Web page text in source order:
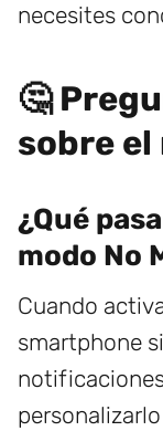
necesites
🤔
sobre el
¿Qué
modo No
Cuando
smartphone